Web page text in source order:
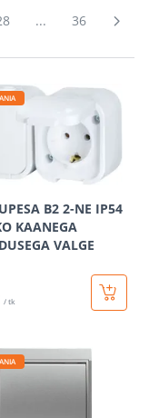
... 36
B2 2-NE IP54
KAANEGA
VALGE
/ tk